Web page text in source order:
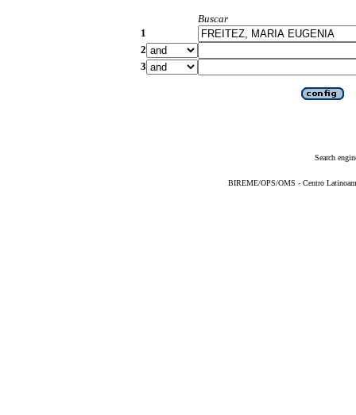
Buscar
1
2
3
Search
BIREME/OPS/OMS - Centro